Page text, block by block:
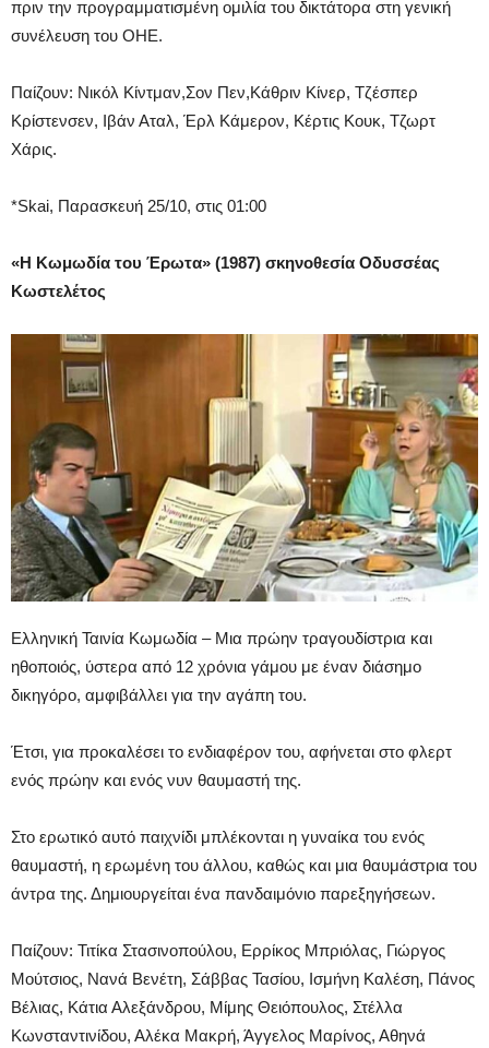
πριν την προγραμματισμένη ομιλία του δικτάτορα στη γενική
συνέλευση του ΟΗΕ.
Παίζουν: Νικόλ Κίντμαν,Σον Πεν,Κάθριν Κίνερ, Τζέσπερ
Κρίστενσεν, Ιβάν Αταλ, Έρλ Κάμερον, Κέρτις Κουκ, Τζωρτ
Χάρις.
*Skai, Παρασκευή 25/10, στις 01:00
«Η Κωμωδία του Έρωτα» (1987) σκηνοθεσία Οδυσσέας
Κωστελέτος
Ελληνική Ταινία Κωμωδία – Μια πρώην τραγουδίστρια και
ηθοποιός, ύστερα από 12 χρόνια γάμου με έναν διάσημο
δικηγόρο, αμφιβάλλει για την αγάπη του.
Έτσι, για προκαλέσει το ενδιαφέρον του, αφήνεται στο φλερτ
ενός πρώην και ενός νυν θαυμαστή της.
Στο ερωτικό αυτό παιχνίδι μπλέκονται η γυναίκα του ενός
θαυμαστή, η ερωμένη του άλλου, καθώς και μια θαυμάστρια του
άντρα της. Δημιουργείται ένα πανδαιμόνιο παρεξηγήσεων.
Παίζουν: Τιτίκα Στασινοπούλου, Ερρίκος Μπριόλας, Γιώργος
Μούτσιος, Νανά Βενέτη, Σάββας Τασίου, Ισμήνη Καλέση, Πάνος
Βέλιας, Κάτια Αλεξάνδρου, Μίμης Θειόπουλος, Στέλλα
Κωνσταντινίδου, Αλέκα Μακρή, Άγγελος Μαρίνος, Αθηνά